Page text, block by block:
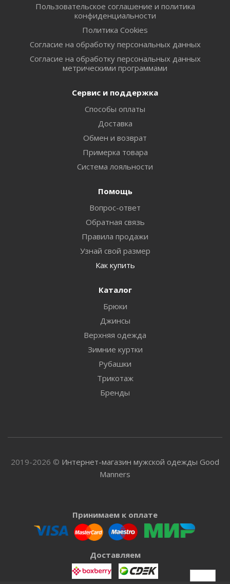
Пользовательское соглашение и политика
конфиденциальности
Политика Cookies
Согласие на обработку персональных данных
Согласие на обработку персональных данных
метрическими программами
Сервис и поддержка
Способы оплаты
Доставка
Обмен и возврат
Примерка товара
Система лояльности
Помощь
Вопрос-ответ
Обратная связь
Правила продажи
Узнай свой размер
Как купить
Каталог
Брюки
Джинсы
Верхняя одежда
Зимние куртки
Рубашки
Трикотаж
Бренды
2019-2026 © Интернет-магазин мужской одежды Good
Manners
Принимаем к оплате
Доставляем